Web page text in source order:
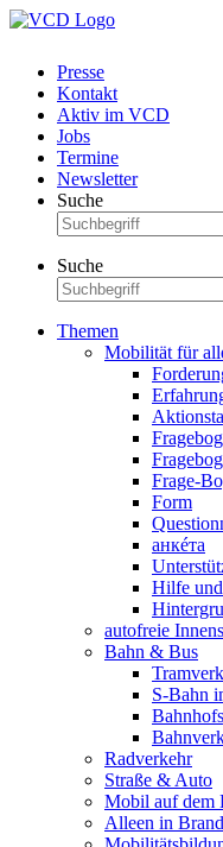
Presse
Kontakt
Aktiv im VCD
Jobs
Termine
Newsletter
Suche
Suche
Themen
Mobilität für
Frage-
Form
анкéта
Hilfe
autofreie
Bahn & Bus
S-Bahn
Radverkehr
Straße & Auto
Mobil auf dem
Alleen in